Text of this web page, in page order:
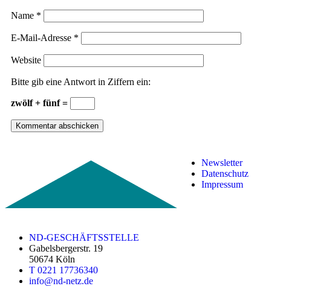
Name *
E-Mail-Adresse *
Website
Bitte gib eine Antwort in Ziffern ein:
zwölf + fünf =
ND-GESCHÄFTSSTELLE
Gabelsbergerstr. 19
50674 Köln
T 0221 17736340
info@nd-netz.de
Newsletter
Datenschutz
Impressum